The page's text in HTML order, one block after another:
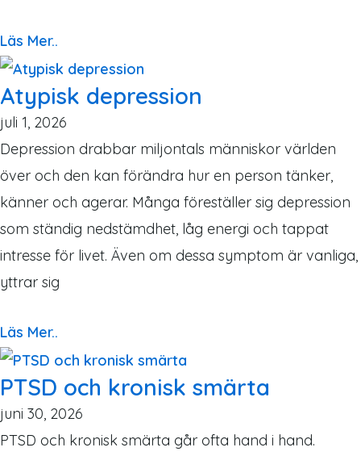
Läs Mer..
Atypisk depression
juli 1, 2026
Depression drabbar miljontals människor världen
över och den kan förändra hur en person tänker,
känner och agerar. Många föreställer sig depression
som ständig nedstämdhet, låg energi och tappat
intresse för livet. Även om dessa symptom är vanliga,
yttrar sig
Läs Mer..
PTSD och kronisk smärta
juni 30, 2026
PTSD och kronisk smärta går ofta hand i hand.